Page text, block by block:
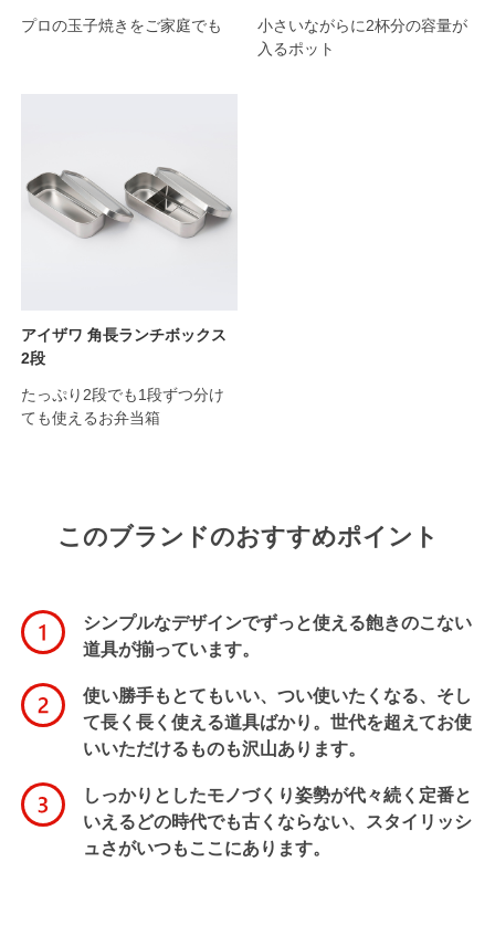
プロの玉子焼きをご家庭でも
小さいながらに2杯分の容量が
入るポット
アイザワ 角長ランチボックス
2段
たっぷり2段でも1段ずつ分け
ても使えるお弁当箱
このブランドのおすすめポイント
シンプルなデザインでずっと使える飽きのこない
道具が揃っています。
使い勝手もとてもいい、つい使いたくなる、そし
て長く長く使える道具ばかり。世代を超えてお使
いいただけるものも沢山あります。
しっかりとしたモノづくり姿勢が代々続く定番と
いえるどの時代でも古くならない、スタイリッシ
ュさがいつもここにあります。